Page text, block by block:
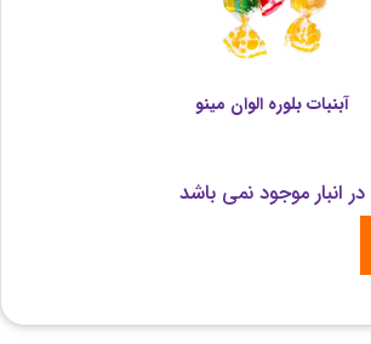
آبنبات بلوره الوان مینو
در انبار موجود نمی باشد